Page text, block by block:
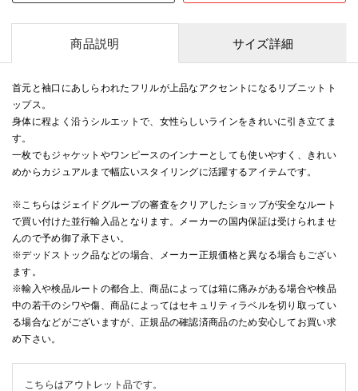
商品説明 サイズ詳細
首元と袖口にあしらわれたフリルが上品なアクセントになるリブニットト
ップス。
身体に程よく沿うシルエットで、女性らしいラインをきれいに引き立てま
す。
一枚でもジャケットやワンピースのインナーとしても使いやすく、きれい
めからカジュアルまで幅広いスタイリングに活躍するアイテムです。
※こちらはジェイドグループの審査をクリアしたショップが安全なルート
で買い付けた並行輸入品となります。メーカーの国内保証は受けられませ
んので予め御了承下さい。
※デッドストック品などの場合、メーカー正規価格と異なる場合もござい
ます。
※輸入や検品ルートの都合上、商品によっては箱に痛みがある場合や検品
中の若干のシワや傷、商品によってはセキュリティラベルを切り取ってい
る場合などがございますが、正規品の確認済商品のため安心してお買い求
め下さい。
こちらはアウトレット品です。